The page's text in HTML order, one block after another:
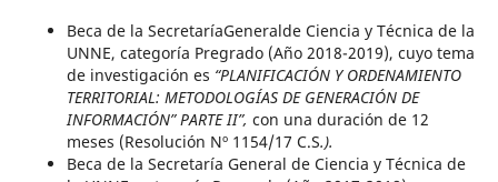
Beca de la SecretaríaGeneralde Ciencia y Técnica de la
UNNE, categoría Pregrado (Año 2018-2019), cuyo tema
de investigación es “PLANIFICACIÓN Y ORDENAMIENTO
TERRITORIAL: METODOLOGÍAS DE GENERACIÓN DE
INFORMACIÓN” PARTE II”, con una duración de 12
meses (Resolución Nº 1154/17 C.S.).
Beca de la Secretaría General de Ciencia y Técnica de